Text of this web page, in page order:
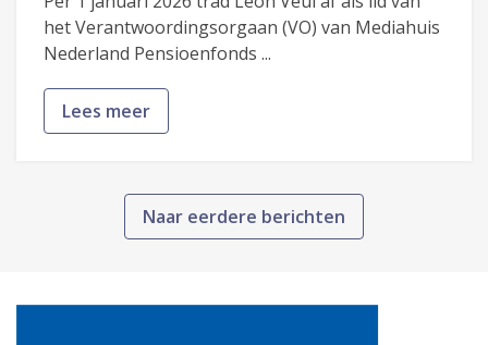
het Verantwoordingsorgaan (VO) van Mediahuis
Nederland Pensioenfonds ...
Lees meer
Naar eerdere berichten